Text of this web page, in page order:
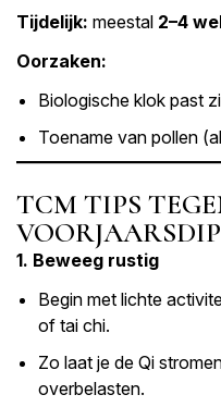
Tijdelijk: meestal 2–4
Oorzaken:
Biologische klok past
Toename van pollen
TCM TIPS
VOORJAARSDIP
1. Beweeg rustig
Begin met lichte
of tai chi.
Zo laat je de Qi
overbelasten.